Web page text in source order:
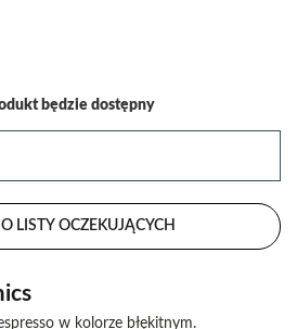
będzie dostępny
LISTY OCZEKUJĄCYCH
w kolorze błękitnym.